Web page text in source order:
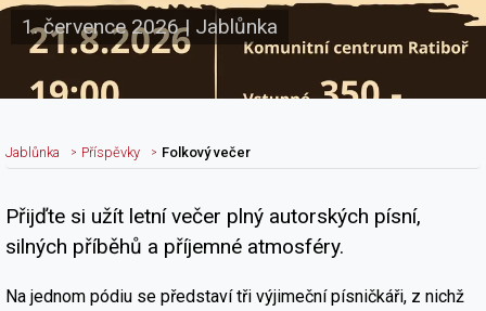
1. července 2026| Jablůnka
Jablůnka Příspěvky Folkový večer
Nadpis článku
Přijďte si užít letní večer plný autorských písní,
silných příběhů a příjemné atmosféry.
Na jednom pódiu se představí tři výjimeční písničkáři, z nichž